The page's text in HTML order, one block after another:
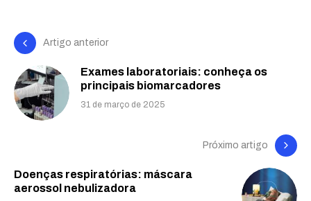
Artigo anterior
Exames laboratoriais: conheça os
principais biomarcadores
31 de março de 2025
Próximo artigo
Doenças respiratórias: máscara
aerossol nebulizadora